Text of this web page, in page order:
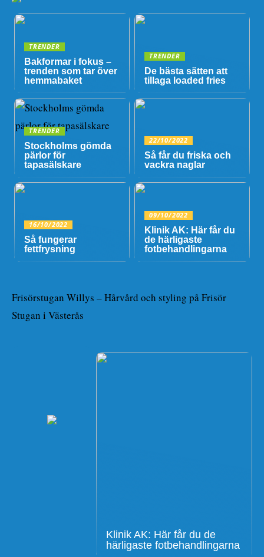
TRENDER
Bakformar i fokus –
trenden som tar över
hemmabaket
TRENDER
De bästa sätten att
tillaga loaded fries
TRENDER
Stockholms gömda
pärlor för
tapasälskare
22/10/2022
Så får du friska och
vackra naglar
16/10/2022
Så fungerar
fettfrysning
09/10/2022
Klinik AK: Här får du
de härligaste
fotbehandlingarna
Frisörstugan Willys – Hårvård och styling på Frisör
Stugan i Västerås
Klinik AK: Här får du de
härligaste fotbehandlingarna